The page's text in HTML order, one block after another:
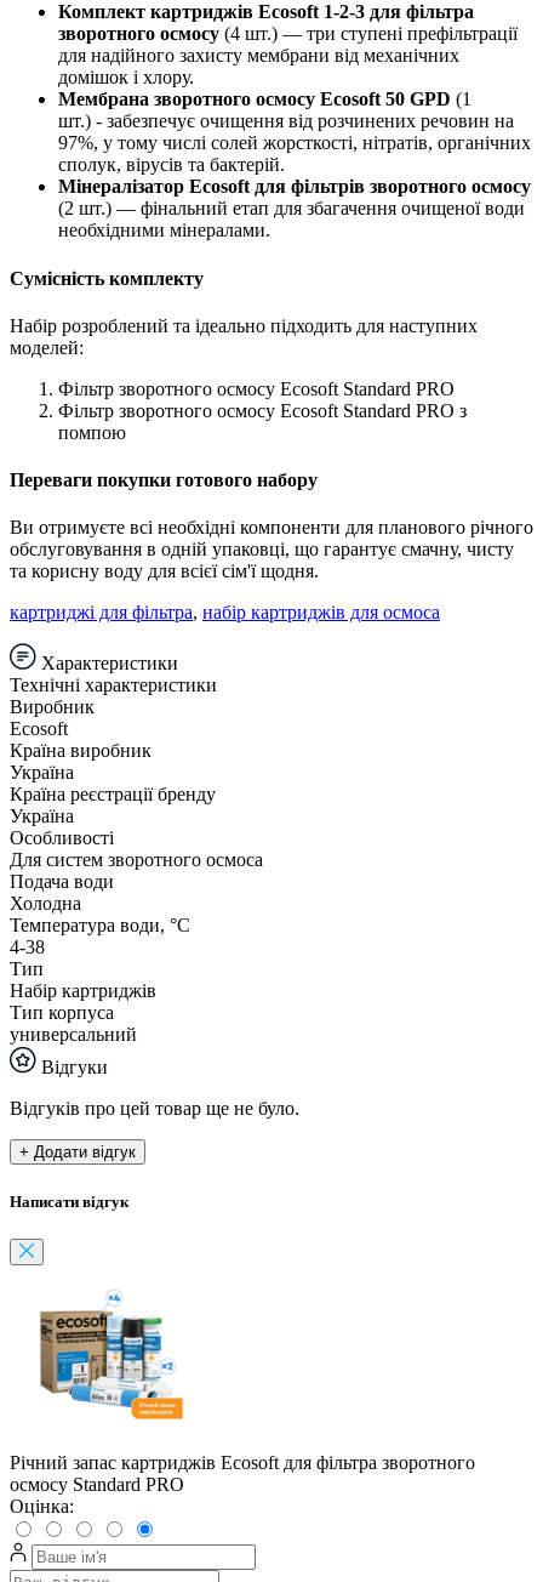
Комплект картриджів Ecosoft 1-2-3 для фільтра
зворотного осмосу (4 шт.) — три ступені префільтрації
для надійного захисту мембрани від механічних
домішок і хлору.
Мембрана зворотного осмосу Ecosoft 50 GPD (1
шт.) - забезпечує очищення від розчинених речовин на
97%, у тому числі солей жорсткості, нітратів, органічних
сполук, вірусів та бактерій.
Мінералізатор Ecosoft для фільтрів зворотного осмосу
(2 шт.) — фінальний етап для збагачення очищеної води
необхідними мінералами.
Сумісність комплекту
Набір розроблений та ідеально підходить для наступних
моделей:
Фільтр зворотного осмосу Ecosoft Standard PRO
Фільтр зворотного осмосу Ecosoft Standard PRO з
помпою
Переваги покупки готового набору
Ви отримуєте всі необхідні компоненти для планового річного
обслуговування в одній упаковці, що гарантує смачну, чисту
та корисну воду для всієї сім'ї щодня.
картриджі для фільтра, набір картриджів для осмоса
Характеристики
Технічні характеристики
Виробник
Ecosoft
Країна виробник
Україна
Країна реєстрації бренду
Україна
Особливості
Для систем зворотного осмоса
Подача води
Холодна
Температура води, °С
4-38
Тип
Набір картриджів
Тип корпуса
универсальний
Відгуки
Відгуків про цей товар ще не було.
+ Додати відгук
Написати відгук
Річний запас картриджів Ecosoft для фільтра зворотного
осмосу Standard PRO
Оцінка: